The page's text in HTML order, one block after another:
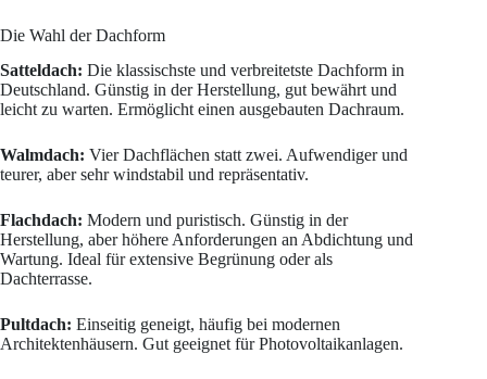
Die Wahl der Dachform
Satteldach: Die klassischste und verbreitetste Dachform in
Deutschland. Günstig in der Herstellung, gut bewährt und
leicht zu warten. Ermöglicht einen ausgebauten Dachraum.
Walmdach: Vier Dachflächen statt zwei. Aufwendiger und
teurer, aber sehr windstabil und repräsentativ.
Flachdach: Modern und puristisch. Günstig in der
Herstellung, aber höhere Anforderungen an Abdichtung und
Wartung. Ideal für extensive Begrünung oder als
Dachterrasse.
Pultdach: Einseitig geneigt, häufig bei modernen
Architektenhäusern. Gut geeignet für Photovoltaikanlagen.